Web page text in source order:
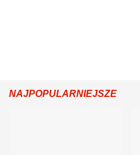
NAJPOPULARNIEJSZE